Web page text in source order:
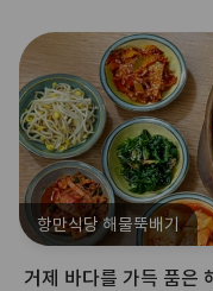
항만식당 해물뚝배기
거제 바다를 가득 품은